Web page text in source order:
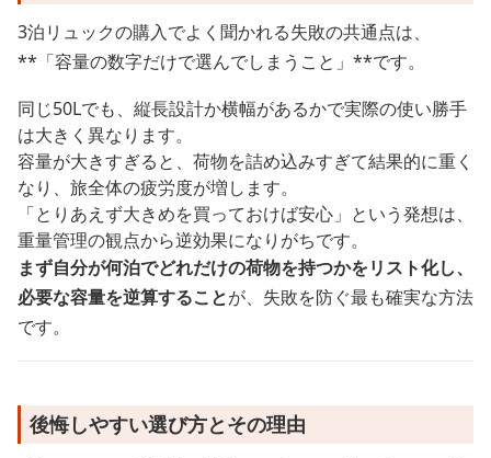
3泊リュックの購入でよく聞かれる失敗の共通点は、
**「容量の数字だけで選んでしまうこと」**です。
同じ50Lでも、縦長設計か横幅があるかで実際の使い勝手
は大きく異なります。
容量が大きすぎると、荷物を詰め込みすぎて結果的に重く
なり、旅全体の疲労度が増します。
「とりあえず大きめを買っておけば安心」という発想は、
重量管理の観点から逆効果になりがちです。
まず自分が何泊でどれだけの荷物を持つかをリスト化し、
必要な容量を逆算することが、失敗を防ぐ最も確実な方法
です。
後悔しやすい選び方とその理由